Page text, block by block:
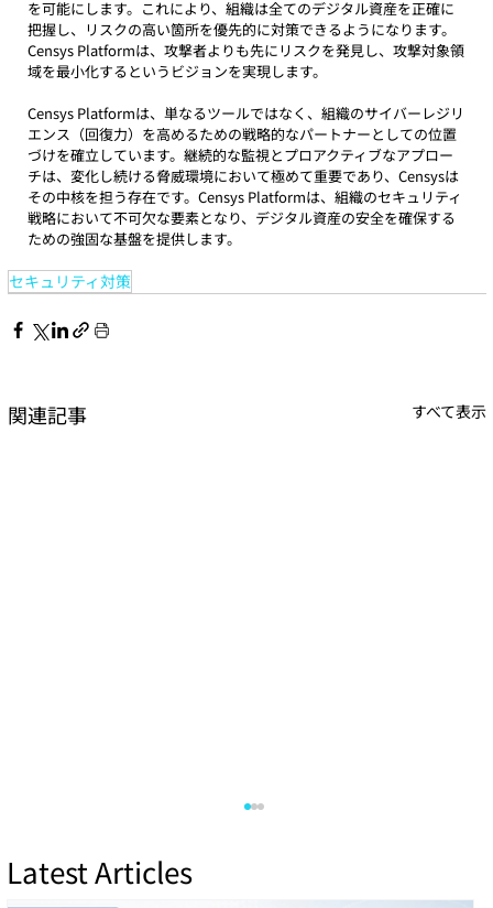
Latest Articles
を可能にします。これにより、組織は全てのデジタル資産を正確に
把握し、リスクの高い箇所を優先的に対策できるようになります。
Censys Platformは、攻撃者よりも先にリスクを発見し、攻撃対象領
域を最小化するというビジョンを実現します。
Censys Platformは、単なるツールではなく、組織のサイバーレジリ
エンス（回復力）を高めるための戦略的なパートナーとしての位置
づけを確立しています。継続的な監視とプロアクティブなアプロー
チは、変化し続ける脅威環境において極めて重要であり、Censysは
その中核を担う存在です。Censys Platformは、組織のセキュリティ
戦略において不可欠な要素となり、デジタル資産の安全を確保する
ための強固な基盤を提供します。
セキュリティ対策
関連記事 すべて表示